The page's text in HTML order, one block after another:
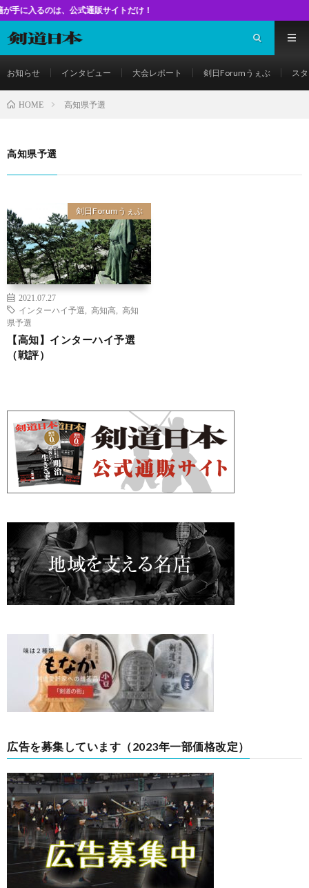
は、公式通販サイトだけ！
お知らせ インタビュー 大会レポート 剣日Forumうぇぶ ス
HOME 高知県予選
高知県予選
剣日Forumうぇぶ
2021.07.27
インターハイ予選
高知高
高知
県予選
【高知】インターハイ予選
（戦評）
広告を募集しています（2023年一部価格改定）